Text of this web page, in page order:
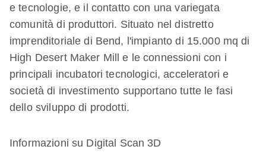
e tecnologie, e il contatto con una variegata
comunità di produttori. Situato nel distretto
imprenditoriale di Bend, l'impianto di 15.000 mq di
High Desert Maker Mill e le connessioni con i
principali incubatori tecnologici, acceleratori e
società di investimento supportano tutte le fasi
dello sviluppo di prodotti.
Informazioni su Digital Scan 3D